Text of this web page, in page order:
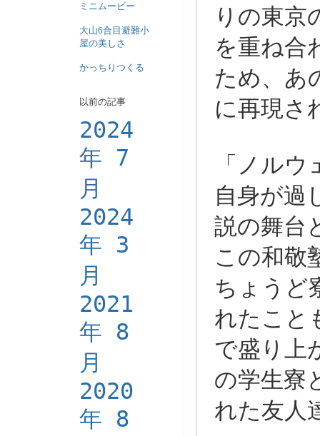
ミニムービー
大山6合目避難小
屋の美しさ
かっちりつくる
以前の記事
2024
年 7
月
2024
年 3
月
2021
年 8
月
2020
年 8
りの東京
を重ね合
ため、あ
に再現さ
「ノル
自身が過
説の舞台
この和敬
ちょうど
れたこと
で盛り上
の学生寮
れた友人